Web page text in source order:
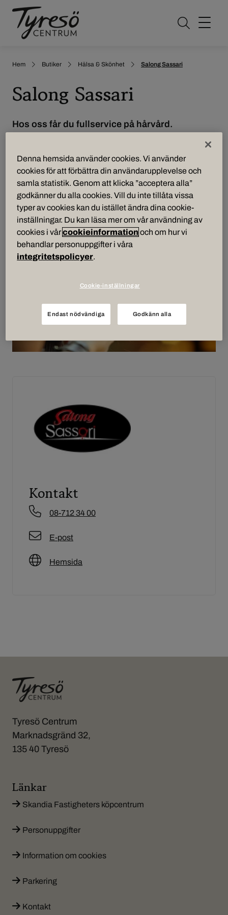
Hem Butiker Hälsa & Skönhet Salong Sassari
Salong Sassari
Hos oss får du fullservice på hårvård.
Vi har erfarna frisörer och vi tar emot både Drop-in
& tidsbeställning. Vi har också ett brett utbud av
hårvårdsprodukter av välkända varumärken, så du
kan ge ditt hår den bästa behandlingen fram till
nästa besök hos oss!
Välkommen!
Kontakt
08-712 34 00
E-post
Hemsida
Tyresö Centrum
Marknadsgränd 32,
135 40 Tyresö
Länkar
Skandia Fastigheters köpcentrum
Personuppgifter
Information om cookies
Parkering
Kontakt
Denna hemsida använder cookies. Vi använder
cookies för att förbättra din användarupplevelse och
samla statistik. Genom att klicka ”acceptera alla”
godkänner du alla cookies. Vill du inte tillåta vissa
typer av cookies kan du istället ändra dina cookie-
inställningar. Du kan läsa mer om vår användning av
cookies i vårcookieinformation och om hur vi
behandlar personuppgifter i våra
integritetspolicyer.
Cookie-inställningar
Endast nödvändiga Godkänn alla